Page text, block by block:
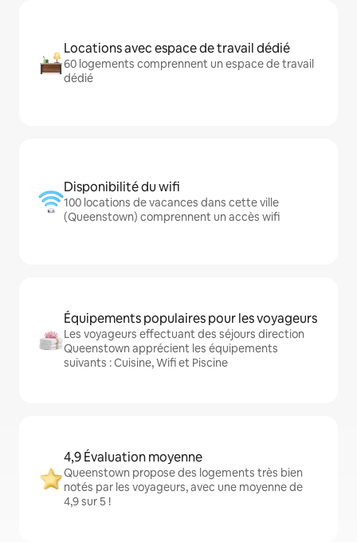
Locations avec espace de travail dédié
60 logements comprennent un espace de travail
dédié
Disponibilité du wifi
100 locations de vacances dans cette ville
(Queenstown) comprennent un accès wifi
Équipements populaires pour les voyageurs
Les voyageurs effectuant des séjours direction
Queenstown apprécient les équipements
suivants : Cuisine, Wifi et Piscine
4,9 Évaluation moyenne
Queenstown propose des logements très bien
notés par les voyageurs, avec une moyenne de
4,9 sur 5 !